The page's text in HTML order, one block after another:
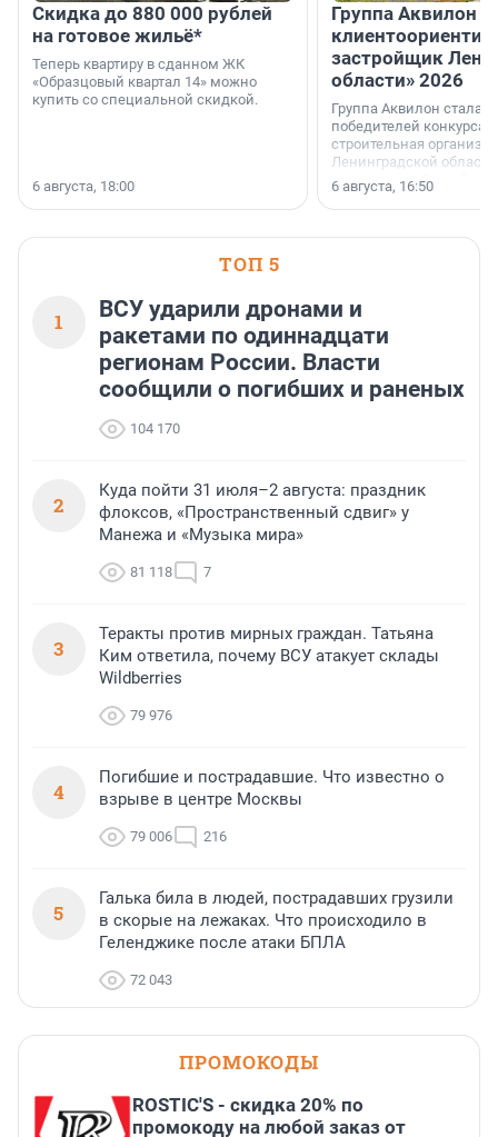
Скидка до 880 000 рублей
на готовое жильё*
Теперь квартиру в сданном ЖК
«Образцовый квартал 14» можно
купить со специальной скидкой.
6 августа, 18:00
Группа Аквилон
застройщик
области» 2026
Группа Аквилон стала
победителей конкурса
строительная
Ленинградской области
номинации «Самый
застройщик
6 августа, 16:50
ТОП 5
1
ВСУ ударили дронами и
ракетами по одиннадцати
регионам России. Власти
сообщили о погибших и раненых
104 170
2
Куда пойти 31 июля–2 августа: праздник
флоксов, «Пространственный сдвиг» у
Манежа и «Музыка мира»
81 118 7
3
Теракты против мирных граждан. Татьяна
Ким ответила, почему ВСУ атакует склады
Wildberries
79 976
4
Погибшие и пострадавшие. Что известно о
взрыве в центре Москвы
79 006 216
5
Галька била в людей, пострадавших грузили
в скорые на лежаках. Что происходило в
Геленджике после атаки БПЛА
72 043
ПРОМОКОДЫ
ROSTIC'S - скидка 20% по
промокоду на любой заказ от